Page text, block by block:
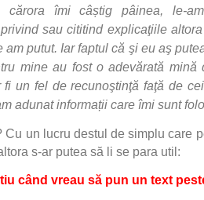
cărora îmi câștig pâinea, le-
sau cititind explicaţiile
am putut. Iar faptul că şi eu aş
mine au fost o adevărată mină
fi un fel de recunoştinţă faţă de
adunat informații care îmi sunt
Cu un lucru destul de simplu care
s-ar putea să li se para util:
când vreau să pun un text